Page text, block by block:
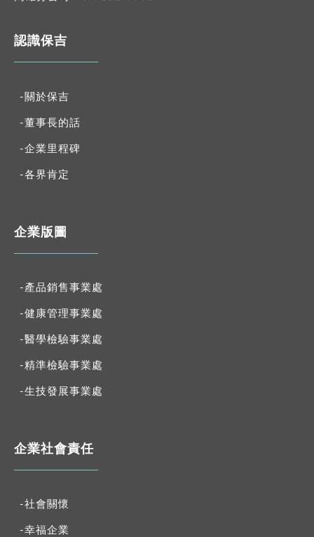
認識保吉
-關於保吉
-董事長的話
-企業里程碑
-各界肯定
企業版圖
-產品銷售事業處
-健康管理事業處
-醫學檢驗事業處
-精準檢驗事業處
-生技發展事業處
企業社會責任
-社會關懷
-幸福企業